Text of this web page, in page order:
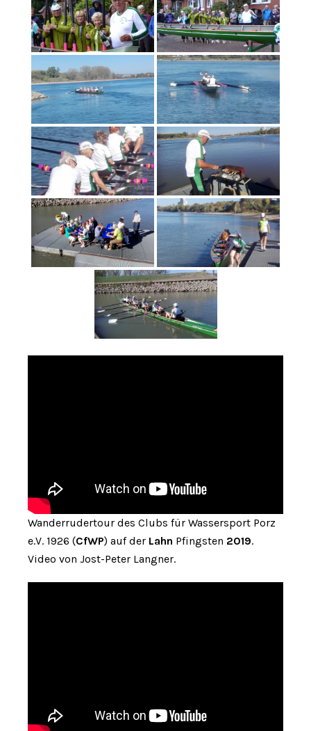
Wanderrudertour des Clubs für Wassersport Porz
e.V. 1926 (CfWP) auf der Lahn Pfingsten 2019.
Video von Jost-Peter Langner.